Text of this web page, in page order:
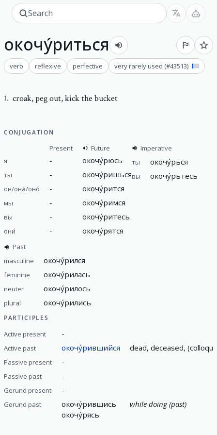
окочу́риться
verb reflexive perfective very rarely used (#43513)
1. croak,peg out, kick the bucket
CONJUGATION
Present
Future
я
- окочу́рюсь
ты - окочу́ришься
он/она́/оно́ - окочу́рится
мы - окочу́римся
вы - окочу́ритесь
они́ - окочу́рятся
Imperative
ты
окочу́рься
вы окочу́рьтесь
Past
masculine
окочу́рился
feminine окочу́рилась
neuter окочу́рилось
plural окочу́рились
PARTICIPLES
Active present -
Active past окочу́рившийся dead, deceased,
Passive present -
Passive past -
Gerund present -
Gerund past
окочу́рившись
окочу́рясь
while doing (past)